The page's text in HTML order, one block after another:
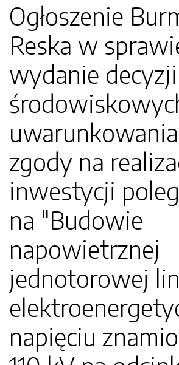
Ogłoszenie
Reska w
wydanie
zgody na
inwestycji
na "Budowie
napowietrznej
jednotorowej
napięciu